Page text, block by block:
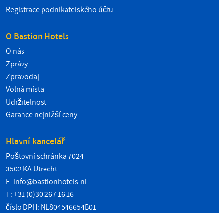
Registrace podnikatelského účtu
O Bastion Hotels
O nás
Zprávy
Zpravodaj
Volná místa
Udržitelnost
Garance nejnižší ceny
Hlavní kancelář
Poštovní schránka 7024
3502 KA Utrecht
E: info@bastionhotels.nl
T: +31 (0)30 267 16 16
číslo DPH: NL804546654B01